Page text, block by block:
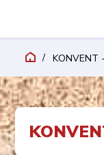
KONVENT